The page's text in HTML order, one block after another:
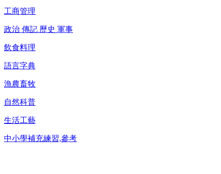
工商管理
政治 傳記 歷史 軍事
飲食料理
語言字典
漁農畜牧
自然科普
生活工藝
中小學補充練習,參考